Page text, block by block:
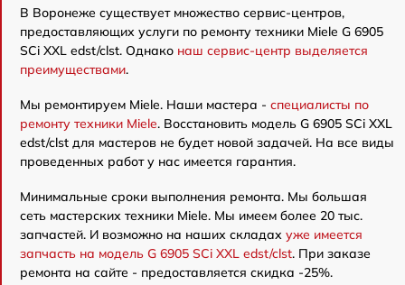
В Воронеже существует множество сервис-центров,
предоставляющих услуги по ремонту техники Miele G 6905
SCi XXL edst/clst. Однако наш сервис-центр выделяется
преимуществами.
Мы ремонтируем Miele. Наши мастера - специалисты по
ремонту техники Miele. Восстановить модель G 6905 SCi XXL
edst/clst для мастеров не будет новой задачей. На все виды
проведенных работ у нас имеется гарантия.
Минимальные сроки выполнения ремонта. Мы большая
сеть мастерских техники Miele. Мы имеем более 20 тыс.
запчастей. И возможно на наших складах уже имеется
запчасть на модель G 6905 SCi XXL edst/clst. При заказе
ремонта на сайте - предоставляется скидка -25%.